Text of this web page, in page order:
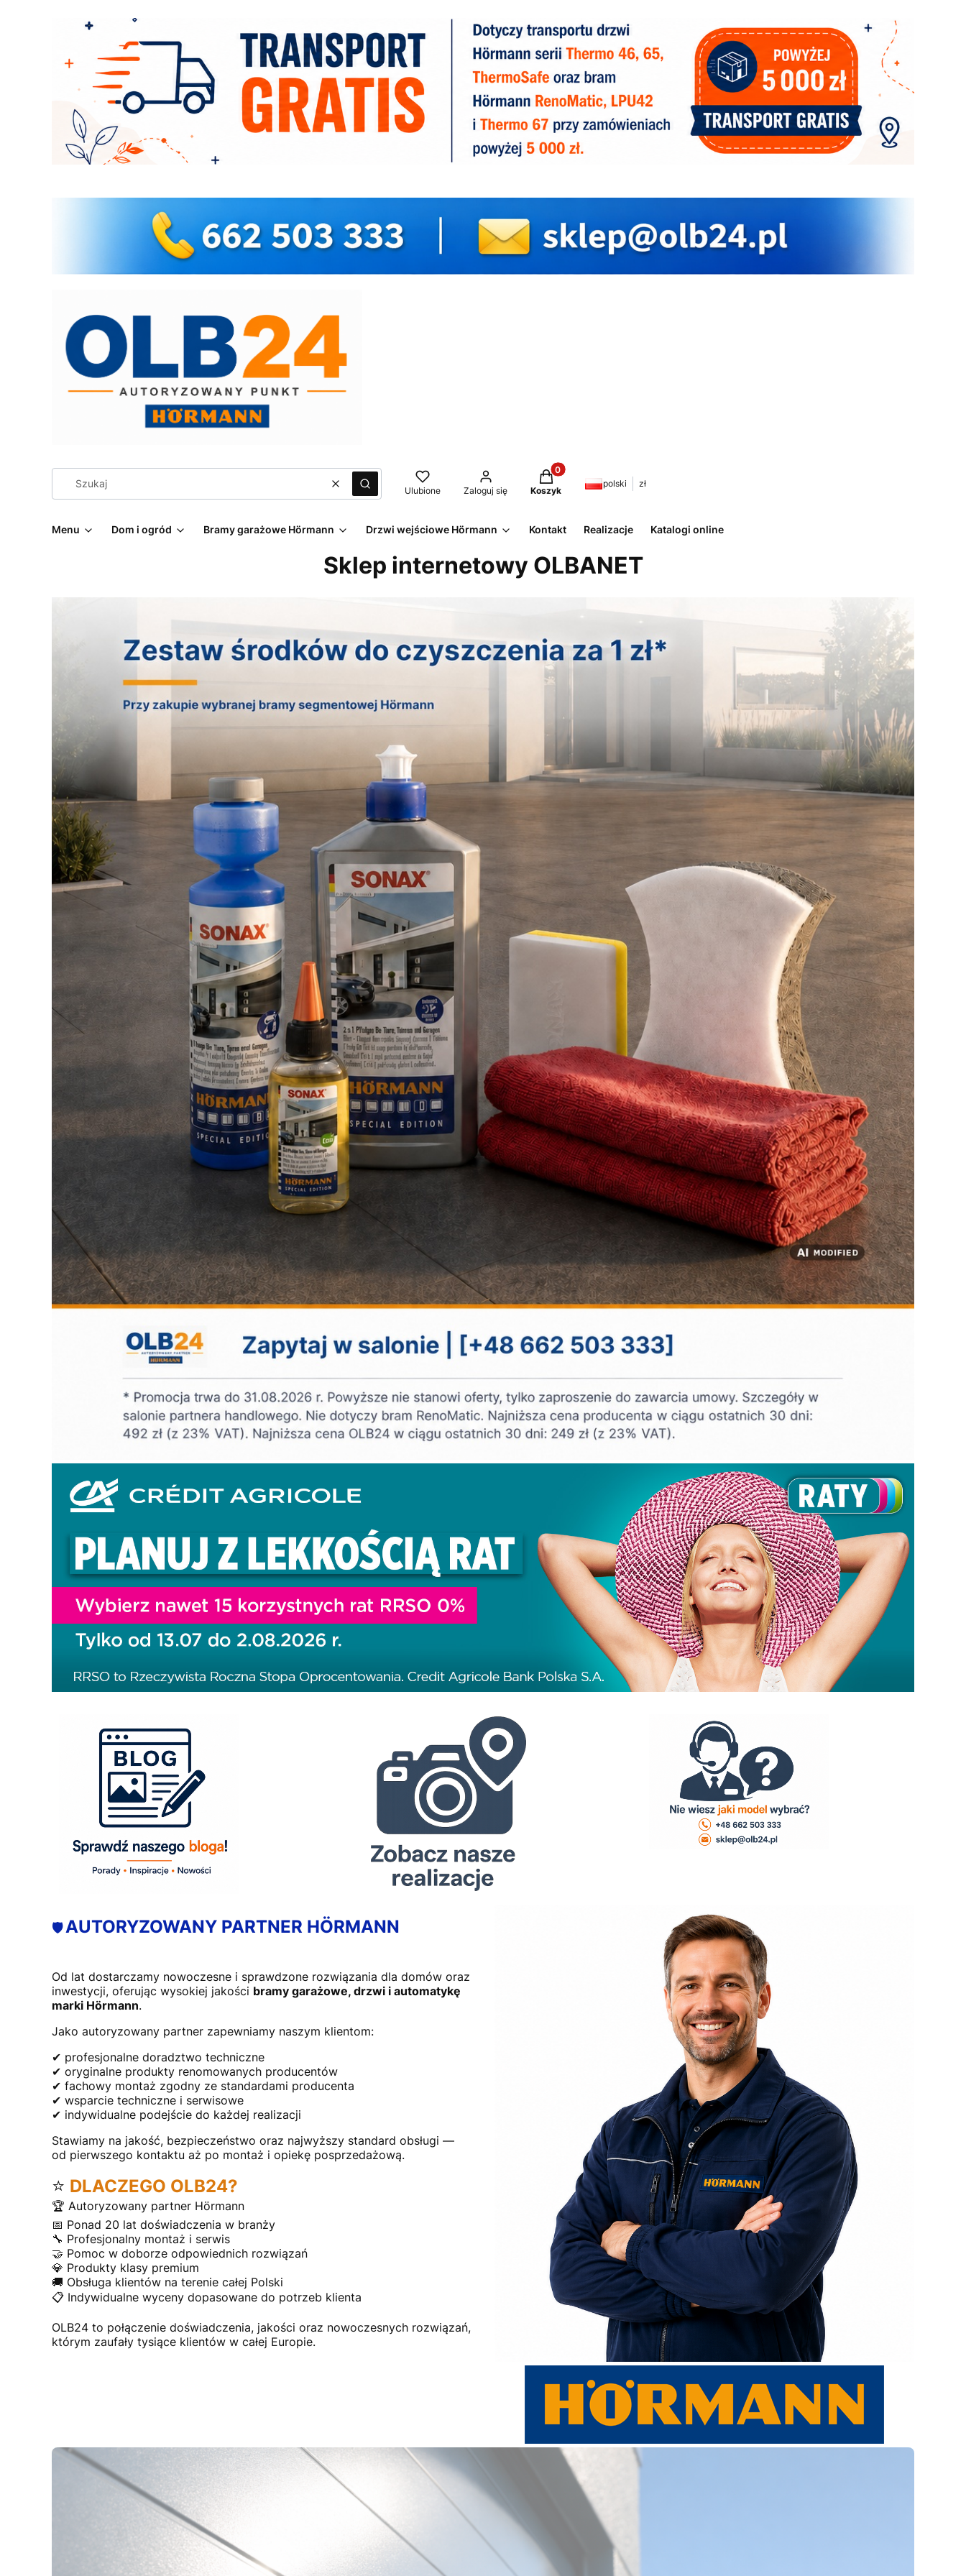
WyczyśćSzukaj Ulubione Zaloguj się
Produkty w koszyku: 0. Zobacz szczegóły
Koszyk
polski zł
Menu Dom i ogród Bramy garażowe Hörmann Drzwi wejściowe Hörmann Kontakt Realizacje Katalogi online
Sklep internetowy OLBANET
🛡️AUTORYZOWANY PARTNER HÖRMANN
Od lat dostarczamy nowoczesne i sprawdzone rozwiązania dla domów oraz
inwestycji, oferując wysokiej jakości bramy garażowe, drzwi i automatykę
marki Hörmann.
Jako autoryzowany partner zapewniamy naszym klientom:
✔ profesjonalne doradztwo techniczne
✔ oryginalne produkty renomowanych producentów
✔ fachowy montaż zgodny ze standardami producenta
✔ wsparcie techniczne i serwisowe
✔ indywidualne podejście do każdej realizacji
Stawiamy na jakość, bezpieczeństwo oraz najwyższy standard obsługi —
od pierwszego kontaktu aż po montaż i opiekę posprzedażową.
⭐ DLACZEGO OLB24?
🏆 Autoryzowany partner Hörmann
📅 Ponad 20 lat doświadczenia w branży
🔧 Profesjonalny montaż i serwis
🤝 Pomoc w doborze odpowiednich rozwiązań
💎 Produkty klasy premium
🚚 Obsługa klientów na terenie całej Polski
📋 Indywidualne wyceny dopasowane do potrzeb klienta
OLB24 to połączenie doświadczenia, jakości oraz nowoczesnych rozwiązań,
którym zaufały tysiące klientów w całej Europie.